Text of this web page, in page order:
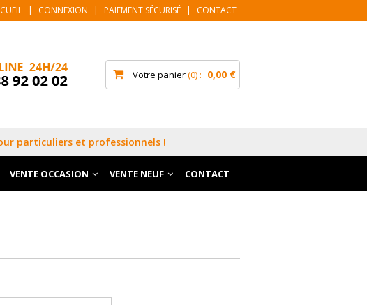
| CONNEXION | PAIEMENT SÉCURISÉ | CONTACT
Votre panier 0 0,00 €
particuliers et professionnels !
VENTE OCCASION VENTE NEUF CONTACT